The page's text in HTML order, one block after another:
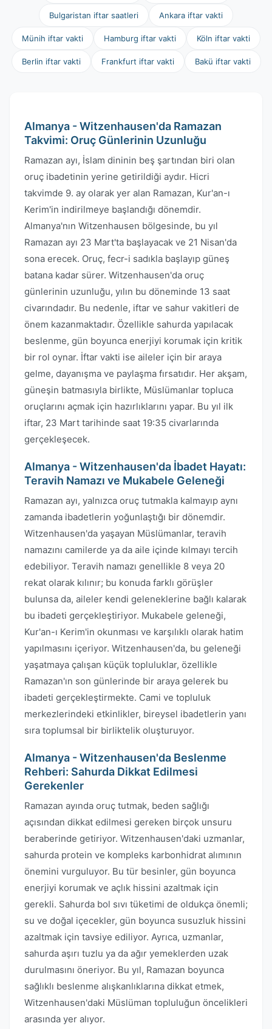
Bulgaristan iftar saatleri Ankara iftar vakti
Münih iftar vakti Hamburg iftar vakti Köln iftar vakti
Berlin iftar vakti Frankfurt iftar vakti Bakü iftar vakti
Almanya - Witzenhausen'da Ramazan
Takvimi: Oruç Günlerinin Uzunluğu
Ramazan ayı, İslam dininin beş şartından biri olan
oruç ibadetinin yerine getirildiği aydır. Hicri
takvimde 9. ay olarak yer alan Ramazan, Kur'an-ı
Kerim'in indirilmeye başlandığı dönemdir.
Almanya'nın Witzenhausen bölgesinde, bu yıl
Ramazan ayı 23 Mart'ta başlayacak ve 21 Nisan'da
sona erecek. Oruç, fecr-i sadıkla başlayıp güneş
batana kadar sürer. Witzenhausen'da oruç
günlerinin uzunluğu, yılın bu döneminde 13 saat
civarındadır. Bu nedenle, iftar ve sahur vakitleri de
önem kazanmaktadır. Özellikle sahurda yapılacak
beslenme, gün boyunca enerjiyi korumak için kritik
bir rol oynar. İftar vakti ise aileler için bir araya
gelme, dayanışma ve paylaşma fırsatıdır. Her akşam,
güneşin batmasıyla birlikte, Müslümanlar topluca
oruçlarını açmak için hazırlıklarını yapar. Bu yıl ilk
iftar, 23 Mart tarihinde saat 19:35 civarlarında
gerçekleşecek.
Almanya - Witzenhausen'da İbadet Hayatı:
Teravih Namazı ve Mukabele Geleneği
Ramazan ayı, yalnızca oruç tutmakla kalmayıp aynı
zamanda ibadetlerin yoğunlaştığı bir dönemdir.
Witzenhausen'da yaşayan Müslümanlar, teravih
namazını camilerde ya da aile içinde kılmayı tercih
edebiliyor. Teravih namazı genellikle 8 veya 20
rekat olarak kılınır; bu konuda farklı görüşler
bulunsa da, aileler kendi geleneklerine bağlı kalarak
bu ibadeti gerçekleştiriyor. Mukabele geleneği,
Kur'an-ı Kerim'in okunması ve karşılıklı olarak hatim
yapılmasını içeriyor. Witzenhausen'da, bu geleneği
yaşatmaya çalışan küçük topluluklar, özellikle
Ramazan'ın son günlerinde bir araya gelerek bu
ibadeti gerçekleştirmekte. Cami ve topluluk
merkezlerindeki etkinlikler, bireysel ibadetlerin yanı
sıra toplumsal bir birliktelik oluşturuyor.
Almanya - Witzenhausen'da Beslenme
Rehberi: Sahurda Dikkat Edilmesi
Gerekenler
Ramazan ayında oruç tutmak, beden sağlığı
açısından dikkat edilmesi gereken birçok unsuru
beraberinde getiriyor. Witzenhausen'daki uzmanlar,
sahurda protein ve kompleks karbonhidrat alımının
önemini vurguluyor. Bu tür besinler, gün boyunca
enerjiyi korumak ve açlık hissini azaltmak için
gerekli. Sahurda bol sıvı tüketimi de oldukça önemli;
su ve doğal içecekler, gün boyunca susuzluk hissini
azaltmak için tavsiye ediliyor. Ayrıca, uzmanlar,
sahurda aşırı tuzlu ya da ağır yemeklerden uzak
durulmasını öneriyor. Bu yıl, Ramazan boyunca
sağlıklı beslenme alışkanlıklarına dikkat etmek,
Witzenhausen'daki Müslüman topluluğun öncelikleri
arasında yer alıyor.